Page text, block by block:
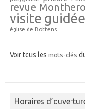
revue
visite guidée
église de Bottens
Voir tous les mots-clés
Horaires